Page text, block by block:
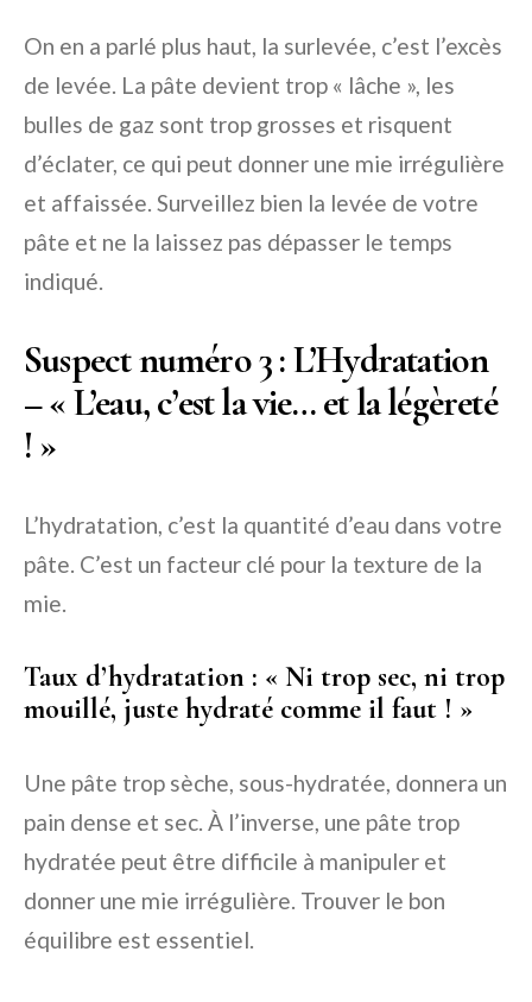
On en a parlé plus haut, la surlevée, c’est l’excès
de levée. La pâte devient trop « lâche », les
bulles de gaz sont trop grosses et risquent
d’éclater, ce qui peut donner une mie irrégulière
et affaissée. Surveillez bien la levée de votre
pâte et ne la laissez pas dépasser le temps
indiqué.
Suspect numéro 3 : L’Hydratation
– « L’eau, c’est la vie… et la légèreté
! »
L’hydratation, c’est la quantité d’eau dans votre
pâte. C’est un facteur clé pour la texture de la
mie.
Taux d’hydratation : « Ni trop sec, ni trop
mouillé, juste hydraté comme il faut ! »
Une pâte trop sèche, sous-hydratée, donnera un
pain dense et sec. À l’inverse, une pâte trop
hydratée peut être difficile à manipuler et
donner une mie irrégulière. Trouver le bon
équilibre est essentiel.